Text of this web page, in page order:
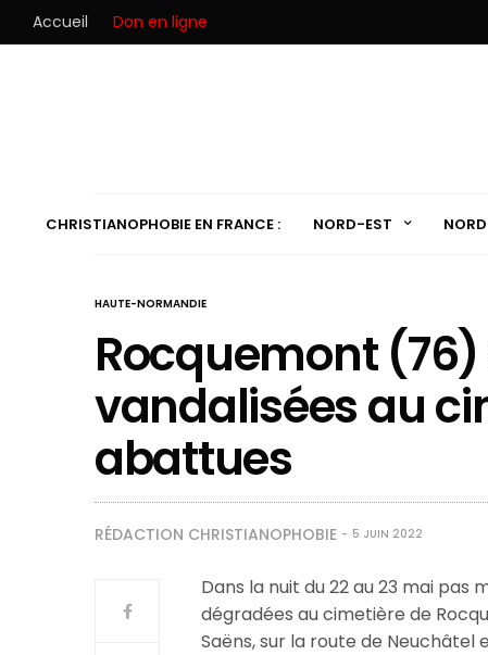
Accueil Don en ligne
CHRISTIANOPHOBIE EN FRANCE : NORD-EST
HAUTE-NORMANDIE
Rocquemont (76)
vandalisées au
abattues
RÉDACTION CHRISTIANOPHOBIE 5 JUIN 2022
Dans la nuit du 22 au 23 mai pas
dégradées au cimetière de
Saëns, sur la route de Neuchâtel